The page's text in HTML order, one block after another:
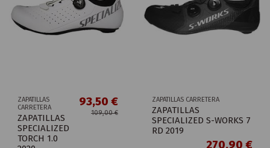
ZAPATILLAS
CARRETERA
ZAPATILLAS
SPECIALIZED
TORCH 1.0
93,50 €
109,00 €
ZAPATILLAS CARRETERA
ZAPATILLAS
SPECIALIZED S-WORKS 7
RD 2019
270,90 €